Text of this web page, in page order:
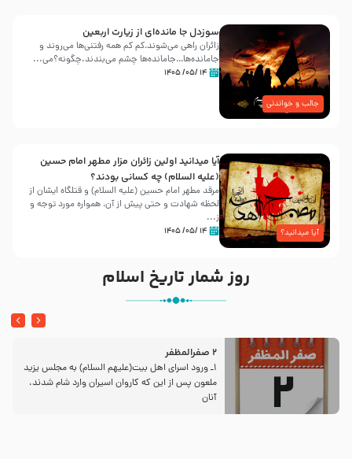
جالب و خواندنی
سوزدل جا مانده‌ای از زیارت اربعین
زائران راهی می‌شوند،کم‌ کم همه رفتنی‌ها می‌روند و
جامانده‌ها…جامانده‌ها چشم می‌بندند.چگونه؟می‌...
۱۴ /۰۵/ ۱۴۰۵
آیا میدانید؟
آیا میدانید اولین زائران مزار مطهر امام حسین
(علیه السلام) چه کسانی بودند؟
مرقد مطهر امام حسین (علیه السلام) و قتلگاه ایشان از
لحظه شهادت و حتی پیش از آن، همواره مورد توجه و
ز...
۱۴ /۰۵/ ۱۴۰۵
روز شمار تاریخ اسلام
2 صفرالمظفر
1ـ ورود اسراى اهل بیت‌(علیهم السلام) به مجلس یزید
ملعون پس از این كه كاروان اسیران وارد شام شدند،
آنان